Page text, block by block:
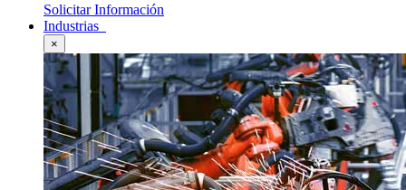
Solicitar Información
Industrias
×